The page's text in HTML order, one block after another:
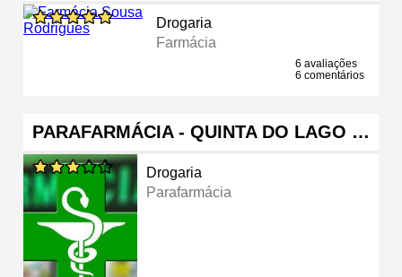
Drogaria
Farmácia
6 avaliações
6 comentários
PARAFARMÁCIA - QUINTA DO LAGO …
Drogaria
Parafarmácia